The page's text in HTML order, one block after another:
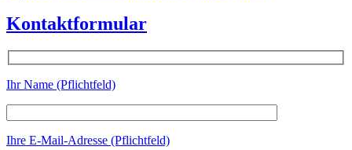
Kontaktformular
Ihr Name (Pflichtfeld)
Ihre E-Mail-Adresse (Pflichtfeld)